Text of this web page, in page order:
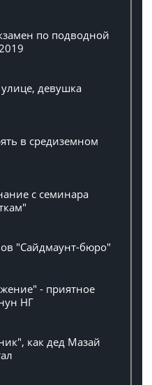
по подводной
девушка
в средиземном
с семинара
"Сайдмаунт-бюро"
- приятное
НГ
как дед Мазай